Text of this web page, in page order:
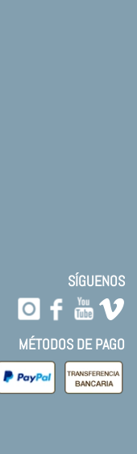
SÍGUENOS
MÉTODOS DE PAGO